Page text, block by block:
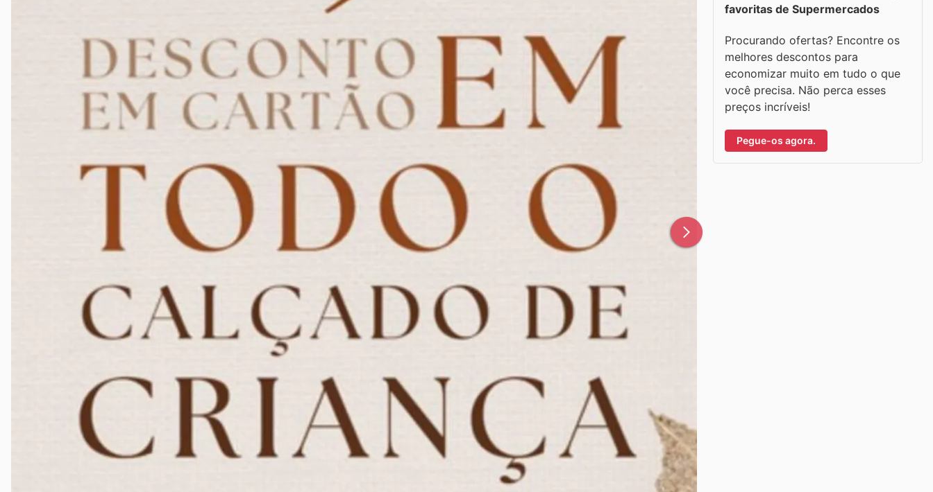
favoritas de Supermercados
Procurando ofertas? Encontre os
melhores descontos para
economizar muito em tudo o que
você precisa. Não perca esses
preços incríveis!
Pegue-os agora.